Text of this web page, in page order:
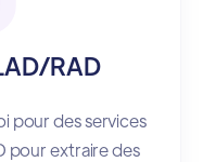
RAD
pour des services
pour extraire des